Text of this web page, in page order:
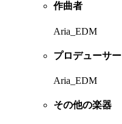
作曲者
Aria_EDM
プロデューサー
Aria_EDM
その他の楽器